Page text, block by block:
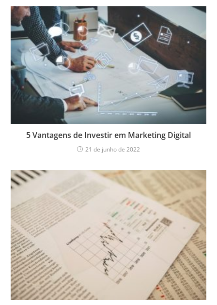
5 Vantagens de Investir em Marketing Digital
21 de junho de 2022